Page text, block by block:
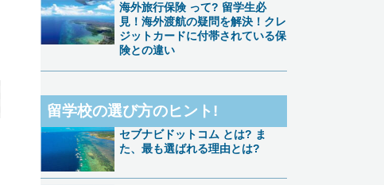
海外旅行保険 って? 留学生必
見！海外渡航の疑問を解決！クレ
ジットカードに付帯されている保
険との違い
留学校の選び方のヒント!
セブナビドットコム とは? ま
た、最も選ばれる理由とは?​​